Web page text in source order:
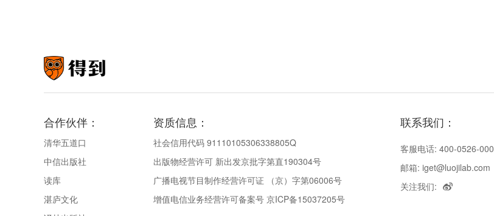
合作伙伴：
清华五道口
中信出版社
读库
湛庐文化
资质信息：
社会信用代码 91110105306338805Q
出版物经营许可 新出发京批字第直190304号
广播电视节目制作经营许可证 （京）字第06006号
增值电信业务经营许可备案号 京ICP备15037205号
联系我们：
客服电话: 400-0526-000
邮箱: iget@luojilab.com
关注我们: